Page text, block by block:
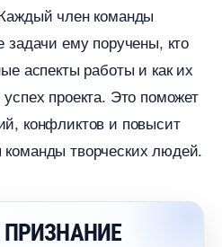
член команды
задачи ему поручены, кто
аспекты работы и как их
проекта. Это поможет
конфликтов и повысит
творческих людей.